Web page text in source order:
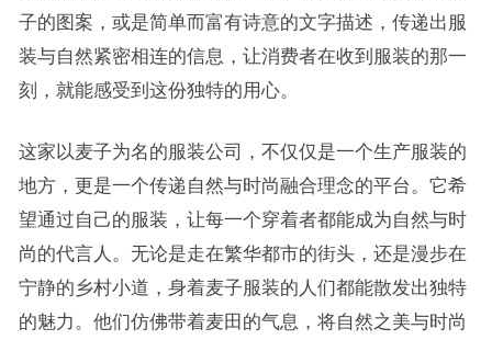
子的图案，或是简单而富有诗意的文字描述，传递出服
装与自然紧密相连的信息，让消费者在收到服装的那一
刻，就能感受到这份独特的用心。
这家以麦子为名的服装公司，不仅仅是一个生产服装的
地方，更是一个传递自然与时尚融合理念的平台。它希
望通过自己的服装，让每一个穿着者都能成为自然与时
尚的代言人。无论是走在繁华都市的街头，还是漫步在
宁静的乡村小道，身着麦子服装的人们都能散发出独特
的魅力。他们仿佛带着麦田的气息，将自然之美与时尚